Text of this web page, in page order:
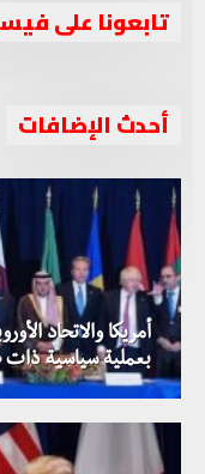
تابعونا على
أحدث الإضافات
أمريكا والاتحاد
بعملية سياسية